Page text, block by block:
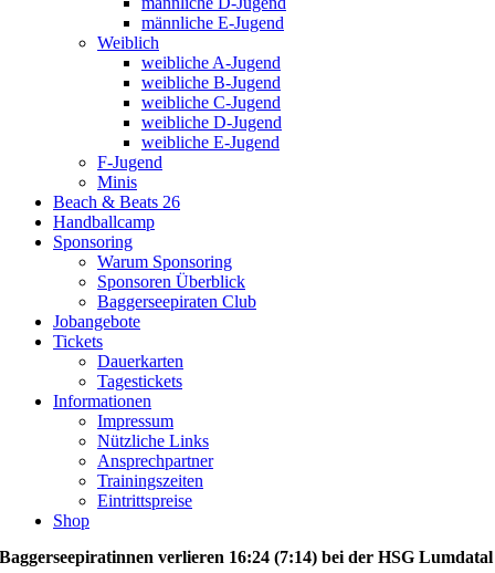
männliche E-Jugend
Weiblich
weibliche A-Jugend
weibliche B-Jugend
weibliche C-Jugend
weibliche D-Jugend
weibliche E-Jugend
F-Jugend
Minis
Beach & Beats 26
Handballcamp
Sponsoring
Warum Sponsoring
Sponsoren Überblick
Baggerseepiraten Club
Jobangebote
Tickets
Dauerkarten
Tagestickets
Informationen
Impressum
Nützliche Links
Ansprechpartner
Trainingszeiten
Eintrittspreise
Shop
Baggerseepiratinnen verlieren 16:24 (7:14) bei der HSG Lumdatal